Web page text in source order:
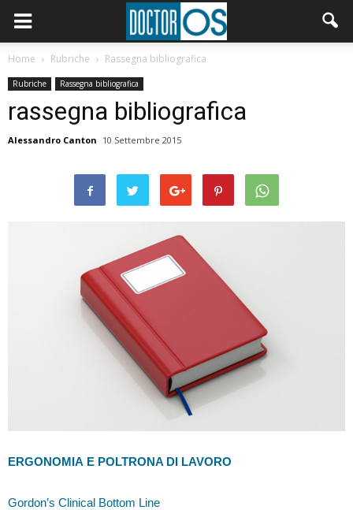
Home Rubriche Rassegna bibliografica
Rubriche Rassegna bibliografica
rassegna bibliografica
Alessandro Canton 10 Settembre 2015
ERGONOMIA E POLTRONA DI LAVORO
Gordon’s Clinical Bottom Line